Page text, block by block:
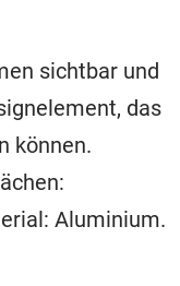
sichtbar und
das
können.
Aluminium.